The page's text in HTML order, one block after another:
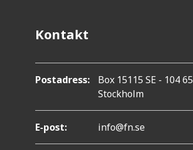
Kontakt
Postadress:
Box 15115 SE - 104 65
Stockholm
E-post: info@fn.se